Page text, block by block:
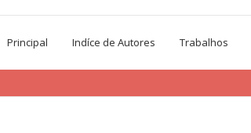
Principal Indíce de Autores Trabalhos